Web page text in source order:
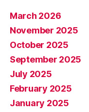
March 2026
November 2025
October 2025
September 2025
July 2025
February 2025
January 2025